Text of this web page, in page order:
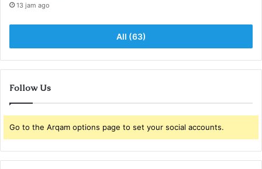
13 jam ago
All (63)
Follow Us
Go to the Arqam options page to set your social accounts.